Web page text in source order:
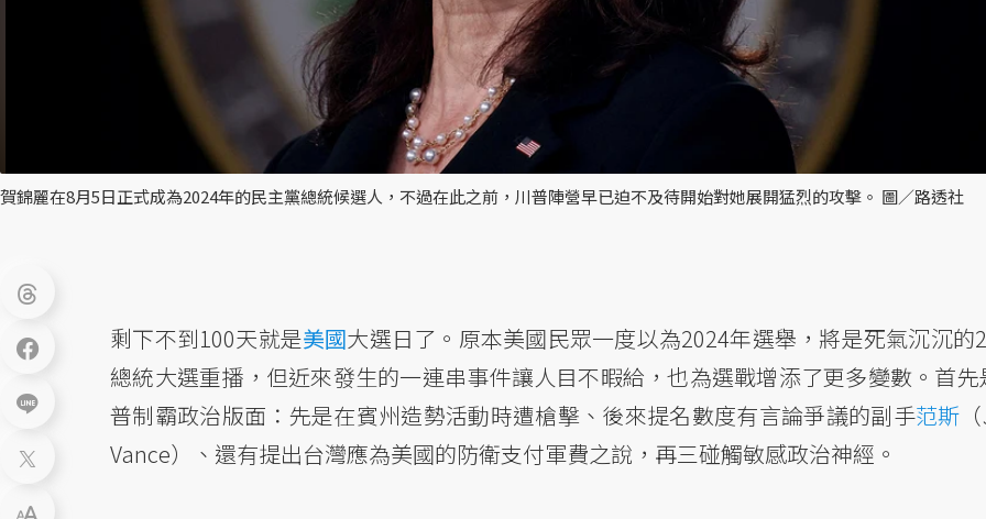
賀錦麗在8月5日正式成為2024年的民主黨總統候選人，不過在此之前，川普陣營早已迫不及待開始對她展開猛烈的攻擊。 圖／路透社
剩下不到100天就是美國大選日了。原本美國民眾一度以為2024年選舉，將是死氣沉沉的
總統大選重播，但近來發生的一連串事件讓人目不暇給，也為選戰增添了更多變數。首先
普制霸政治版面：先是在賓州造勢活動時遭槍擊、後來提名數度有言論爭議的副手范斯
Vance）、還有提出台灣應為美國的防衛支付軍費之說，再三碰觸敏感政治神經。